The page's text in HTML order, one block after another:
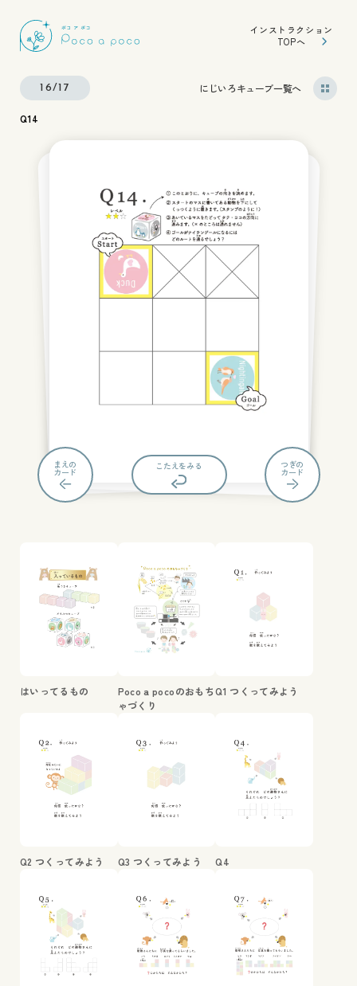
16/17
Q14
にじいろキューブ一覧へ
こたえをみる
もんだいにもどる つぎの
カード
まえの
カード
インストラクション
TOPへ
はいってるもの
Poco a pocoのおもち
ゃづくり
Q1 つくってみよう
Q2 つくってみよう Q3 つくってみよう Q4